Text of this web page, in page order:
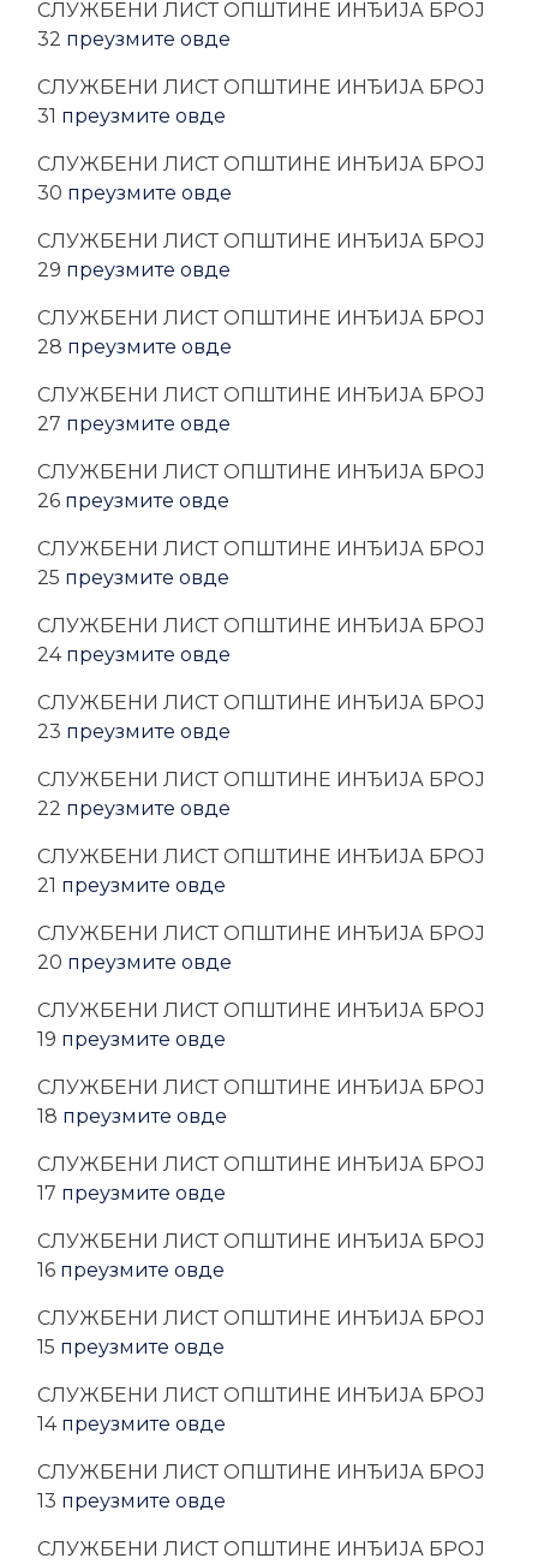
CЛУЖБЕНИ ЛИСТ ОПШТИНЕ ИНЂИЈА БРОЈ
32 преузмите овде
CЛУЖБЕНИ ЛИСТ ОПШТИНЕ ИНЂИЈА БРОЈ
31 преузмите овде
CЛУЖБЕНИ ЛИСТ ОПШТИНЕ ИНЂИЈА БРОЈ
30 преузмите овде
CЛУЖБЕНИ ЛИСТ ОПШТИНЕ ИНЂИЈА БРОЈ
29 преузмите овде
CЛУЖБЕНИ ЛИСТ ОПШТИНЕ ИНЂИЈА БРОЈ
28 преузмите овде
CЛУЖБЕНИ ЛИСТ ОПШТИНЕ ИНЂИЈА БРОЈ
27 преузмите овде
CЛУЖБЕНИ ЛИСТ ОПШТИНЕ ИНЂИЈА БРОЈ
26 преузмите овде
CЛУЖБЕНИ ЛИСТ ОПШТИНЕ ИНЂИЈА БРОЈ
25 преузмите овде
CЛУЖБЕНИ ЛИСТ ОПШТИНЕ ИНЂИЈА БРОЈ
24 преузмите овде
CЛУЖБЕНИ ЛИСТ ОПШТИНЕ ИНЂИЈА БРОЈ
23 преузмите овде
CЛУЖБЕНИ ЛИСТ ОПШТИНЕ ИНЂИЈА БРОЈ
22 преузмите овде
CЛУЖБЕНИ ЛИСТ ОПШТИНЕ ИНЂИЈА БРОЈ
21 преузмите овде
CЛУЖБЕНИ ЛИСТ ОПШТИНЕ ИНЂИЈА БРОЈ
20 преузмите овде
CЛУЖБЕНИ ЛИСТ ОПШТИНЕ ИНЂИЈА БРОЈ
19 преузмите овде
CЛУЖБЕНИ ЛИСТ ОПШТИНЕ ИНЂИЈА БРОЈ
18 преузмите овде
CЛУЖБЕНИ ЛИСТ ОПШТИНЕ ИНЂИЈА БРОЈ
17 преузмите овде
CЛУЖБЕНИ ЛИСТ ОПШТИНЕ ИНЂИЈА БРОЈ
16 преузмите овде
CЛУЖБЕНИ ЛИСТ ОПШТИНЕ ИНЂИЈА БРОЈ
15 преузмите овде
CЛУЖБЕНИ ЛИСТ ОПШТИНЕ ИНЂИЈА БРОЈ
14 преузмите овде
CЛУЖБЕНИ ЛИСТ ОПШТИНЕ ИНЂИЈА БРОЈ
13 преузмите овде
CЛУЖБЕНИ ЛИСТ ОПШТИНЕ ИНЂИЈА БРОЈ